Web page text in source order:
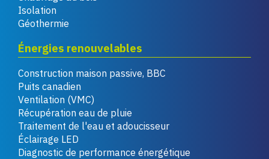
Isolation
Géothermie
Énergies renouvelables
Construction maison passive, BBC
Puits canadien
Ventilation (VMC)
Récupération eau de pluie
Traitement de l'eau et adoucisseur
Éclairage LED
Diagnostic de performance énergétique